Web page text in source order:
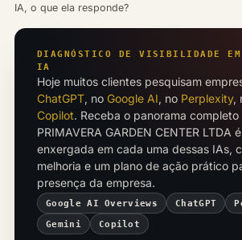
IA, o que ela responde?
DIAGNÓSTICO DE VISIBILIDADE EM
IA
Hoje muitos clientes pesquisam
ChatGPT, no Google AI, no Perplexity,
Copilot. Receba o panorama completo
PRIMAVERA GARDEN CENTER LTDA
enxergada em cada uma dessas IAs,
melhoria e um plano de ação prático
presença da empresa.
Google AI Overviews ChatGPT
Gemini Copilot